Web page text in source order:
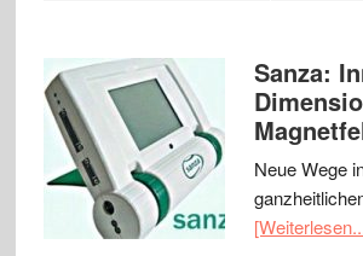
Sanza:
Neue Wege